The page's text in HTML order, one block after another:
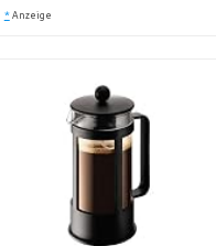
* Anzeige